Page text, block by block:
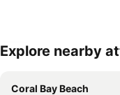
Nagy méretű térkép
Explore nearby
Coral Bay Beach